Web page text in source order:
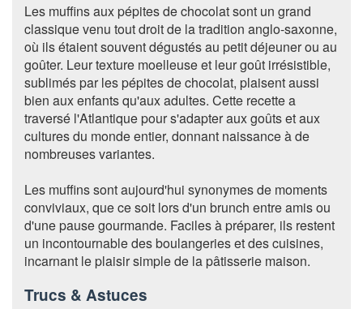
Les muffins aux pépites de chocolat sont un grand
classique venu tout droit de la tradition anglo-saxonne,
où ils étaient souvent dégustés au petit déjeuner ou au
goûter. Leur texture moelleuse et leur goût irrésistible,
sublimés par les pépites de chocolat, plaisent aussi
bien aux enfants qu'aux adultes. Cette recette a
traversé l'Atlantique pour s'adapter aux goûts et aux
cultures du monde entier, donnant naissance à de
nombreuses variantes.
Les muffins sont aujourd'hui synonymes de moments
conviviaux, que ce soit lors d'un brunch entre amis ou
d'une pause gourmande. Faciles à préparer, ils restent
un incontournable des boulangeries et des cuisines,
incarnant le plaisir simple de la pâtisserie maison.
Trucs & Astuces